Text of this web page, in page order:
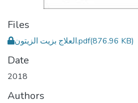
Files
العلاج بزيت الزيتون.pdf(876.96 KB)
Date
2018
Authors